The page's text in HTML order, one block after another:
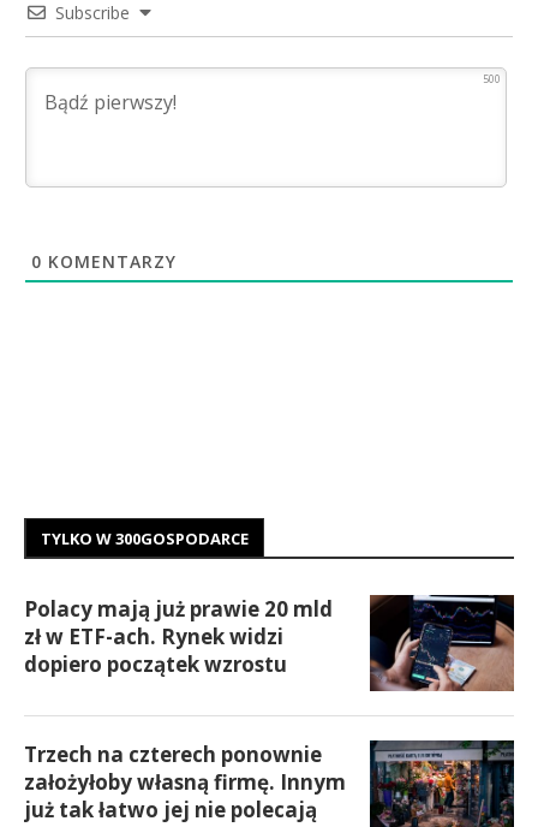
Subscribe
500
0 KOMENTARZY
TYLKO W 300GOSPODARCE
Polacy mają już prawie 20 mld
zł w ETF-ach. Rynek widzi
dopiero początek wzrostu
Trzech na czterech ponownie
założyłoby własną firmę. Innym
już tak łatwo jej nie polecają